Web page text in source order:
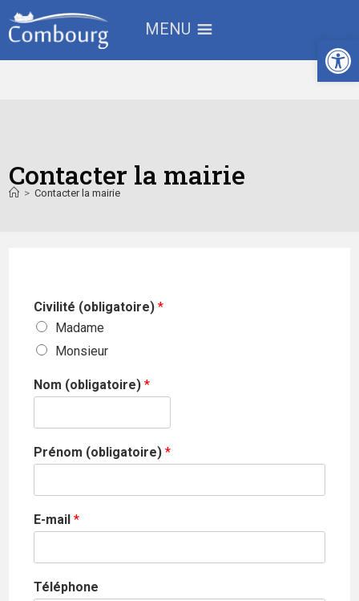
MENU
Contacter la mairie
> Contacter la mairie
Civilité (obligatoire)*
Madame
Monsieur
Nom (obligatoire)*
Prénom (obligatoire)*
E-mail*
Téléphone